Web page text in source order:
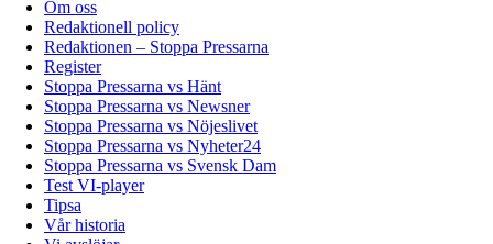
Om oss
Redaktionell policy
Redaktionen – Stoppa Pressarna
Register
Stoppa Pressarna vs Hänt
Stoppa Pressarna vs Newsner
Stoppa Pressarna vs Nöjeslivet
Stoppa Pressarna vs Nyheter24
Stoppa Pressarna vs Svensk Dam
Test VI-player
Tipsa
Vår historia